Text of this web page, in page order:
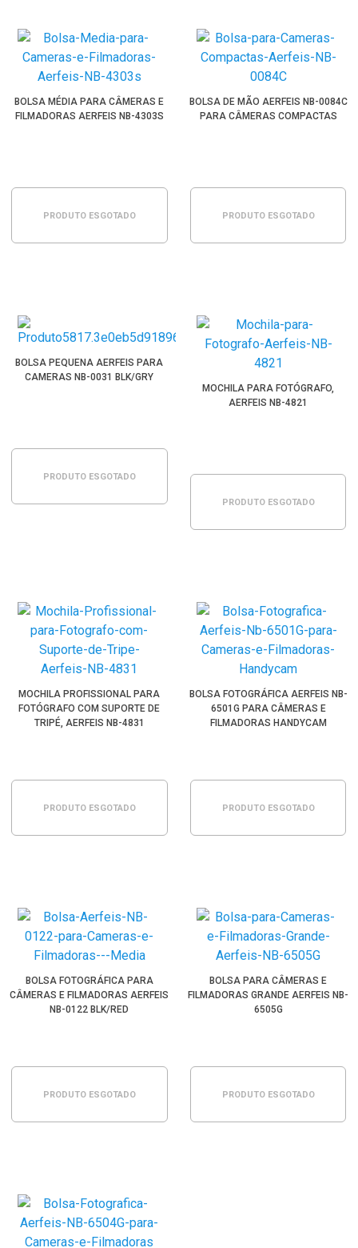
BOLSA MÉDIA PARA CÂMERAS E
FILMADORAS AERFEIS NB-4303S
PRODUTO ESGOTADO
BOLSA DE MÃO AERFEIS NB-0084C
PARA CÂMERAS COMPACTAS
PRODUTO ESGOTADO
BOLSA PEQUENA AERFEIS PARA
CAMERAS NB-0031 BLK/GRY
PRODUTO ESGOTADO
MOCHILA PARA FOTÓGRAFO,
AERFEIS NB-4821
PRODUTO ESGOTADO
MOCHILA PROFISSIONAL PARA
FOTÓGRAFO COM SUPORTE DE
TRIPÉ, AERFEIS NB-4831
PRODUTO ESGOTADO
BOLSA FOTOGRÁFICA AERFEIS NB-
6501G PARA CÂMERAS E
FILMADORAS HANDYCAM
PRODUTO ESGOTADO
BOLSA FOTOGRÁFICA PARA
CÂMERAS E FILMADORAS AERFEIS
NB-0122 BLK/RED
PRODUTO ESGOTADO
BOLSA PARA CÂMERAS E
FILMADORAS GRANDE AERFEIS NB-
6505G
PRODUTO ESGOTADO